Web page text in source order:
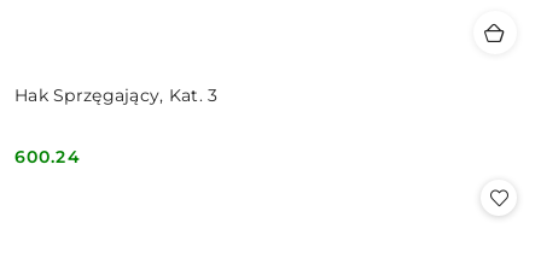
Hak Sprzęgający, Kat. 3
Cena:
600.24